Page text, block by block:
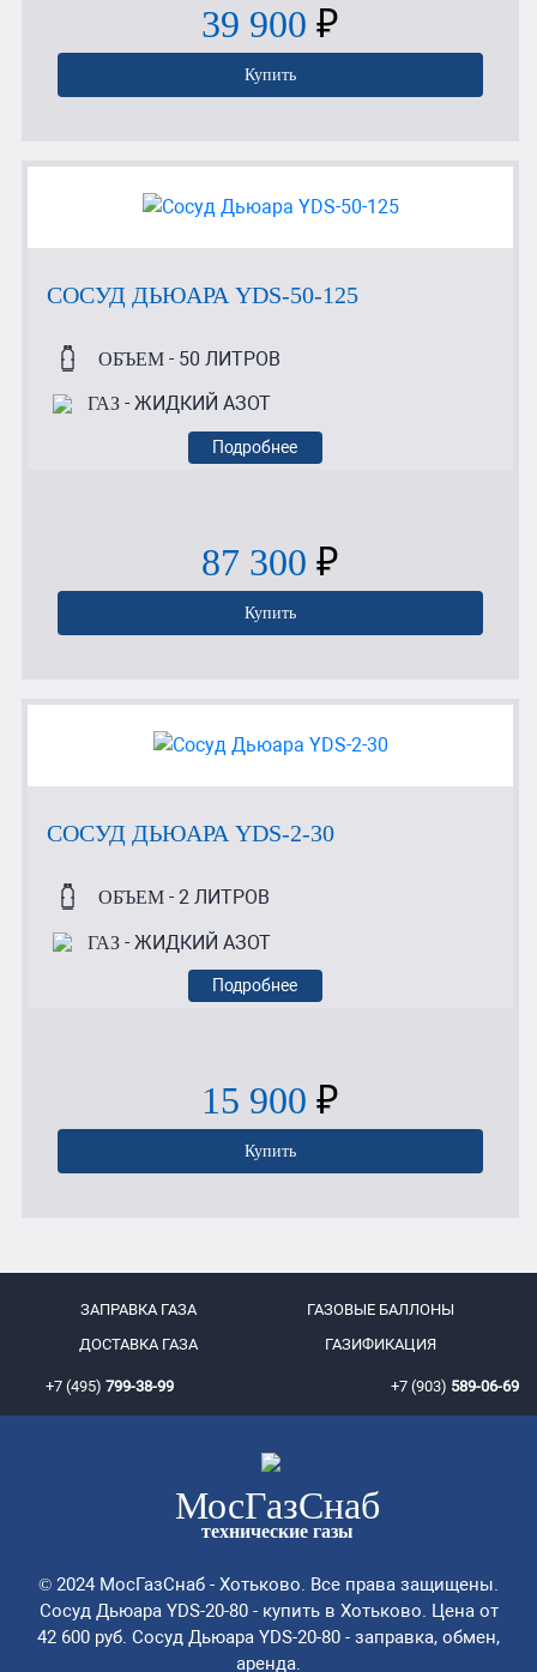
39 900 ₽
Купить
СОСУД ДЬЮАРА YDS-50-125
ОБЪЕМ- 50 ЛИТРОВ
ГАЗ- ЖИДКИЙ АЗОТ
Подробнее
87 300 ₽
Купить
СОСУД ДЬЮАРА YDS-2-30
ОБЪЕМ- 2 ЛИТРОВ
ГАЗ- ЖИДКИЙ АЗОТ
Подробнее
15 900 ₽
Купить
ЗАПРАВКА ГАЗА
ГАЗОВЫЕ БАЛЛОНЫ
ДОСТАВКА ГАЗА
ГАЗИФИКАЦИЯ
+7 (495) 799-38-99 +7 (903) 589-06-69
МосГазСнаб
технические газы
© 2024 МосГазСнаб - Хотьково. Все права защищены.
Сосуд Дьюара YDS-20-80 - купить в Хотьково. Цена от
42 600 руб. Сосуд Дьюара YDS-20-80 - заправка, обмен,
аренда.